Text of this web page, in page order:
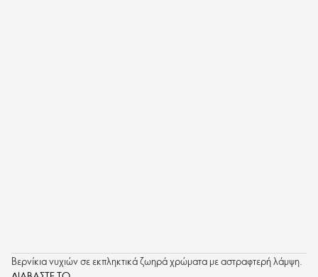
Βερνίκια νυχιών σε εκπληκτικά ζωηρά χρώματα με αστραφτερή λάμψη.